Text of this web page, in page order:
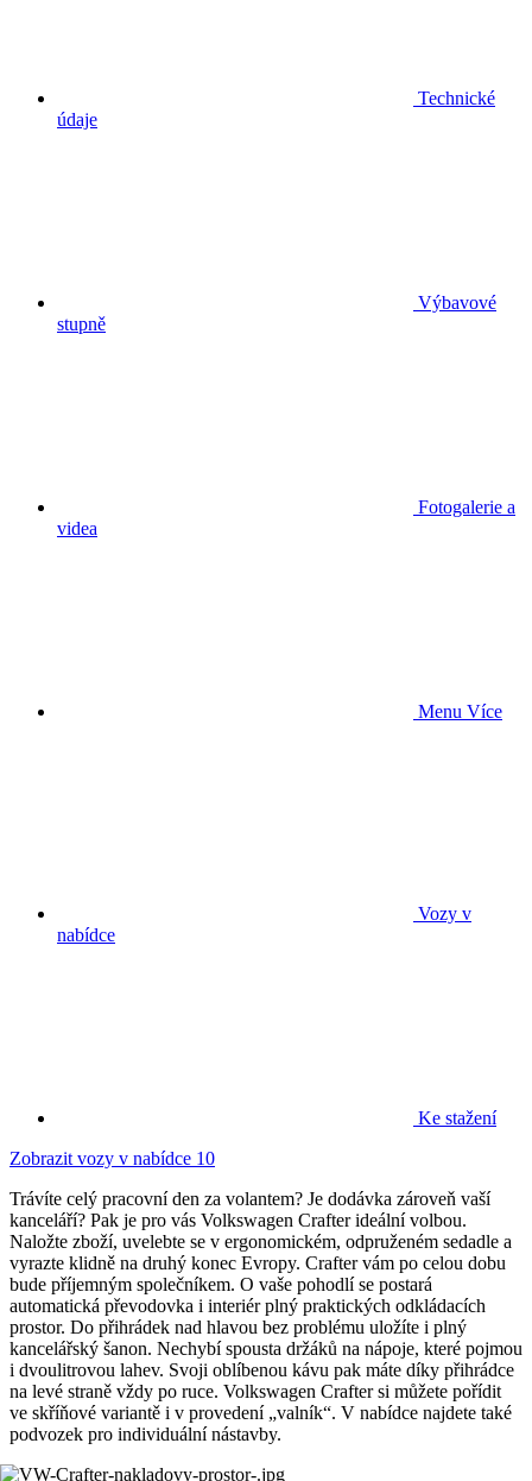
Technické
údaje
Výbavové
stupně
Fotogalerie a
videa
Menu Více
Vozy v
nabídce
Ke stažení
Zobrazit vozy v nabídce 10
Trávíte celý pracovní den za volantem? Je dodávka zároveň vaší
kanceláří? Pak je pro vás Volkswagen Crafter ideální volbou.
Naložte zboží, uvelebte se v ergonomickém, odpruženém sedadle a
vyrazte klidně na druhý konec Evropy. Crafter vám po celou dobu
bude příjemným společníkem. O vaše pohodlí se postará
automatická převodovka i interiér plný praktických odkládacích
prostor. Do přihrádek nad hlavou bez problému uložíte i plný
kancelářský šanon. Nechybí spousta držáků na nápoje, které pojmou
i dvoulitrovou lahev. Svoji oblíbenou kávu pak máte díky přihrádce
na levé straně vždy po ruce. Volkswagen Crafter si můžete pořídit
ve skříňové variantě i v provedení „valník“. V nabídce najdete také
podvozek pro individuální nástavby.